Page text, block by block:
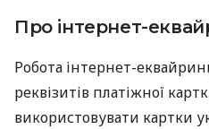
Про інтернет-
Робота інтернет-
реквізитів платіжної
використовувати картки